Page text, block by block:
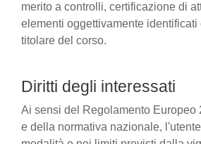
merito a controlli, certificazione di
elementi oggettivamente identificati
titolare del corso.
Diritti degli interessati
Ai sensi del Regolamento Europeo
e della normativa nazionale,